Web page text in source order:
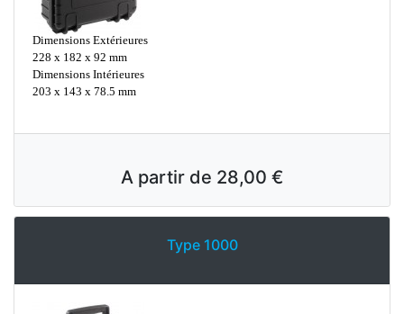
Dimensions Extérieures
228 x 182 x 92 mm
Dimensions Intérieures
203 x 143 x 78.5 mm
A partir de 28,00 €
Type 1000